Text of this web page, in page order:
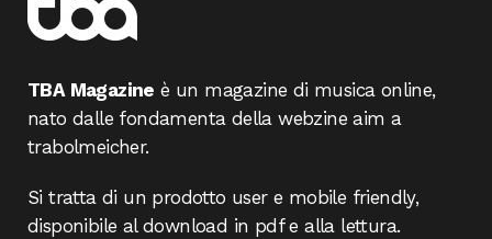
TBA Magazine è un magazine di musica online,
nato dalle fondamenta della webzine aim a
trabolmeicher.
Si tratta di un prodotto user e mobile friendly,
disponibile al download in pdf e alla lettura.